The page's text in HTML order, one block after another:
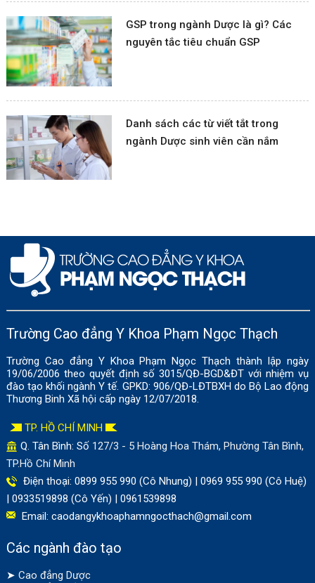
GSP trong ngành Dược là gì? Các
nguyên tắc tiêu chuẩn GSP
Danh sách các từ viết tắt trong
ngành Dược sinh viên cần nắm
Trường Cao đẳng Y Khoa Phạm Ngọc Thạch
Trường Cao đẳng Y Khoa Phạm Ngọc Thạch thành lập ngày
19/06/2006 theo quyết định số 3015/QĐ-BGD&ĐT với nhiệm vụ
đào tạo khối ngành Y tế. GPKD: 906/QĐ-LĐTBXH do Bộ Lao động
Thương Binh Xã hội cấp ngày 12/07/2018.
TP. HỒ CHÍ MINH
Q. Tân Bình: Số 127/3 - 5 Hoàng Hoa Thám, Phường Tân Bình,
TP.Hồ Chí Minh
Điện thoại: 0899 955 990 (Cô Nhung) | 0969 955 990 (Cô Huệ)
| 0933519898 (Cô Yến) | 0961539898
Email: caodangykhoaphamngocthach@gmail.com
Các ngành đào tạo
➤ Cao đẳng Dược